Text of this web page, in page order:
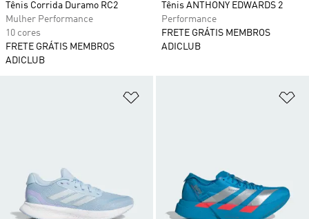
Tênis Corrida Duramo RC2
Mulher Performance
10 cores
FRETE GRÁTIS MEMBROS
ADICLUB
Tênis ANTHONY EDWARDS 2
Performance
FRETE GRÁTIS MEMBROS
ADICLUB